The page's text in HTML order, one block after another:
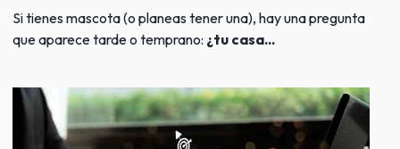
Si tienes mascota (o planeas tener una), hay una pregunta
que aparece tarde o temprano: ¿tu casa...